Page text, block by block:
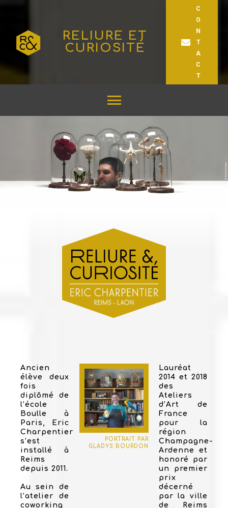
RELIURE ET
CURIOSITÉ
C
O
N
T
A
C
T
Ancien
élève deux
fois
diplômé de
l’école
Boulle à
Paris, Eric
Charpentier
s’est
installé à
Reims
depuis 2011.
Au sein de
l’atelier de
coworking
PORTRAIT PAR
GLADYS BOURDON
Lauréat
2014 et 2018
des
Ateliers
d’Art de
France
pour la
région
Champagne-
Ardenne et
honoré par
un premier
prix
décerné
par la ville
de Reims